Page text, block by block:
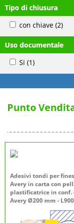
Tipo di chiusura
con chiave (2)
Uso documentale
Si (1)
Punto
Adesivi tondi per
Avery in carta con
plastificatrice in conf.
Avery Ø200 mm -